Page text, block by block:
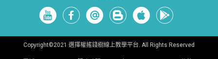
Copyright©2021 選擇權搖錢樹線上教學平台. All Rights Reserved